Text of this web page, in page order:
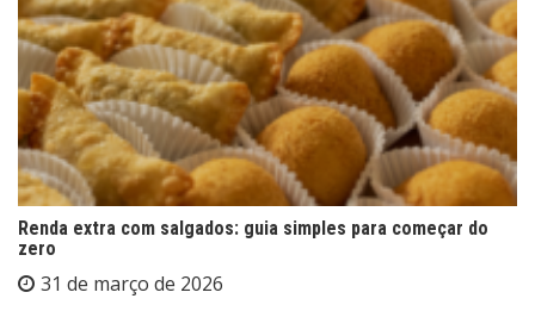
Renda extra com salgados: guia simples para começar do
zero
31 de março de 2026